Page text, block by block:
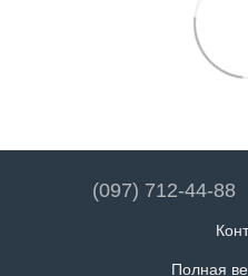
(097) 712-44-88
Полная